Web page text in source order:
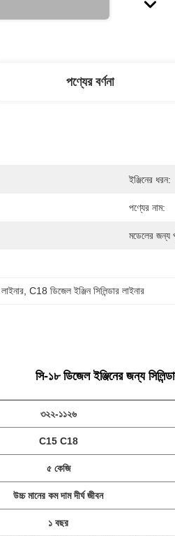
পণ্যের বর্ণনা
ইঞ্জিনের ধরন:
পণ্যের নাম:
মডেলের জন্য
, C18 ডিজেল ইঞ্জিন সিলিন্ডার লাইনার
সি-১৮ ডিজেল ইঞ্জিনের জন্য
৩২২-১১২৬
C15 C18
৫ কেজি
উচ্চ মানের কম দাম দীর্ঘ জীবন
১ বছর